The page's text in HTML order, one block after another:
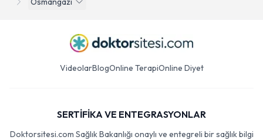
VideolarBlogOnline TerapiOnline Diyet
SERTİFİKA VE ENTEGRASYONLAR
Doktorsitesi.com Sağlık Bakanlığı onaylı ve entegreli bir sağlık bilgi